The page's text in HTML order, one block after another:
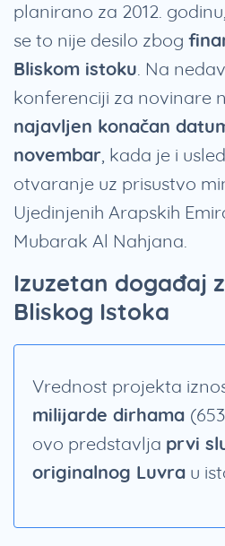
planirano za 2012.
se to nije desilo zbog
Bliskom istoku. Na
konferenciji za novinare
najavljen konačan
novembar, kada je i
otvaranje uz prisustvo
Ujedinjenih Arapskih
Mubarak Al Nahjana.
Izuzetan događaj
Bliskog Istoka
Vrednost projekta
milijarde dirhama
ovo predstavlja prvi
originalnog Luvra u